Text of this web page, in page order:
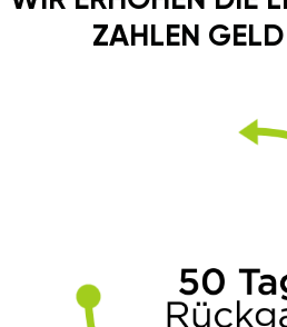
ZAHLEN